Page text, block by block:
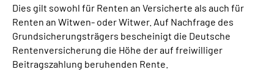
Dies gilt sowohl für Renten an Versicherte als auch für
Renten an Witwen- oder Witwer. Auf Nachfrage des
Grundsicherungsträgers bescheinigt die Deutsche
Rentenversicherung die Höhe der auf freiwilliger
Beitragszahlung beruhenden Rente.